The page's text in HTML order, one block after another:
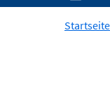
Startseite